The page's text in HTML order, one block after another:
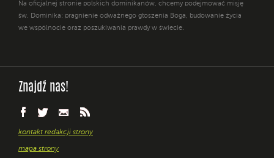
Na oficjalnej stronie polskich dominikanów, chcemy podejmować misję
św. Dominika: pragnienie odważnego głoszenia Boga, budowanie życia
we wspólnocie oraz poszukiwania prawdy w świecie.
Znajdź nas!
kontakt redakcji strony
mapa strony